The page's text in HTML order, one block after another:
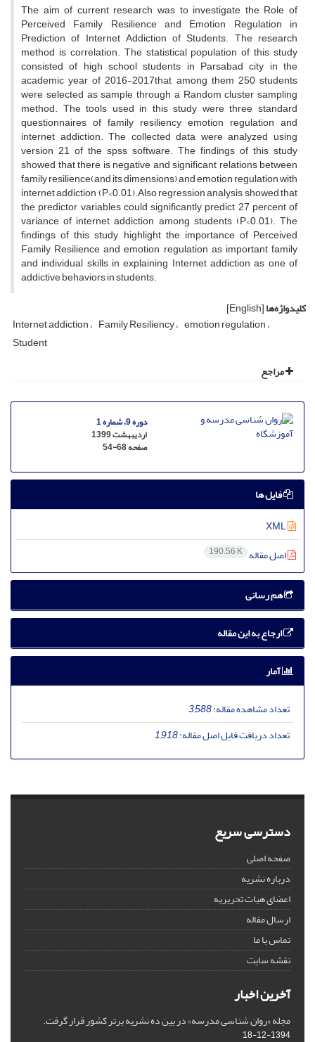
The aim of current research was to investigate the Role of
Perceived Family Resilience and Emotion Regulation in
Prediction of Internet Addiction of Students. The research
method is correlation. The statistical population of this study
consisted of high school students in Parsabad city in the
academic year of 2016-2017that among them 250 students
were selected as sample through a Random cluster sampling
method. The tools used in this study were three standard
questionnaires of family resiliency, emotion regulation and
internet addiction. The collected data were analyzed using
version 21 of the spss software. The findings of this study
showed that there is negative and significant relations between
family resilience(and its dimensions) and emotion regulation with
internet addiction (P<0.01).Also regression analysis showed that
the predictor variables could significantly predict 27 percent of
variance of internet addiction among students (P<0.01). The
findings of this study highlight the importance of Perceived
Family Resilience and emotion regulation as important family
and individual skills in explaining Internet addiction as one of
addictive behaviors in students.
کلیدواژه‌ها[English]
Internet addiction Family Resiliency emotion regulation
Student
مراجع
دوره 9، شماره 1
اردیبهشت 1399
صفحه54-68
فایل ها
اصل مقاله 190.56 K
هم رسانی
ارجاع به این مقاله
آمار
تعداد مشاهده مقاله:3,588
تعداد دریافت فایل اصل مقاله:1,918
دسترسی سریع
صفحه اصلی
درباره نشریه
اعضای هیات تحریریه
ارسال مقاله
تماس با ما
نقشه سایت
آخرین اخبار
مجله «روان شناسی مدرسه» در بین ده نشریه برتر کشور قرار گرفت.
1394-12-18